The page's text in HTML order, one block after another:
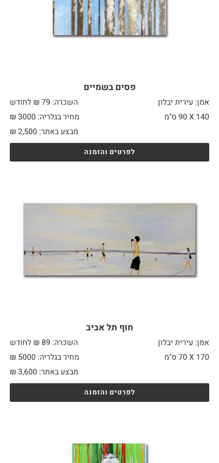
פסים בשמיים
אמן: עירית יבלון
השכרה: 79 ₪ לחודש
140 X
מחיר בגלריה: 3000 ₪
מבצע באתר:
₪ 2,500
לפרטים והזמנה
חוף תל אביב
אמן: עירית יבלון
השכרה: 89 ₪ לחודש
170 X
מחיר בגלריה: 5000 ₪
מבצע באתר:
₪ 3,600
לפרטים והזמנה